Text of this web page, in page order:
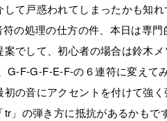
て戸惑われてしまったかも知れ
の処理の仕方の件、本日は専
案でして、初心者の場合は鈴木
F-G-F-E-F-の６連符に変えてみ
の音にアクセントを付けて強く
」の弾き方に抵抗があるかも